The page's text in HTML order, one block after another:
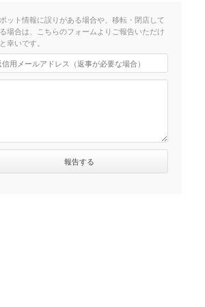
ット情報に誤りがある場合や、移転・閉店して
場合は、こちらのフォームよりご報告いただけ
幸いです。